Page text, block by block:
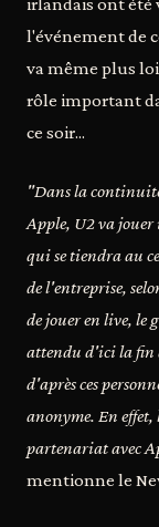
l'événement de
va même plus
rôle important
ce soir...
"Dans la
Apple, U2 va
qui se tiendra au
de l'entreprise,
de jouer en live, le
attendu d'ici la fin
d'après ces
anonyme. En effet,
partenariat avec
mentionne le